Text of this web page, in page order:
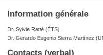
Information générale
Dr. Sylvie Ratté (ÉTS)
Dr. Gerardo Eugenio Sierra Martínez
Contacts (verbal)